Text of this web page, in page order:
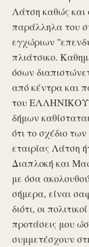
Λάτση καθώς και
παράλληλα του
εγχώριων
πλιάτσικο.
όσων
από κέντρα και
του ΕΛΛΗΝΙΚΟΥ
δήμων
ότι το σχέδιο
εταιρίας Λάτση
Διαπλοκή και
με όσα
σήμερα, είναι
διότι, οι
προτάσεις μου
συμμετέσχουν